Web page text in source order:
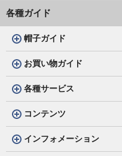
各種ガイド
帽子ガイド
お買い物ガイド
各種サービス
コンテンツ
インフォメーション